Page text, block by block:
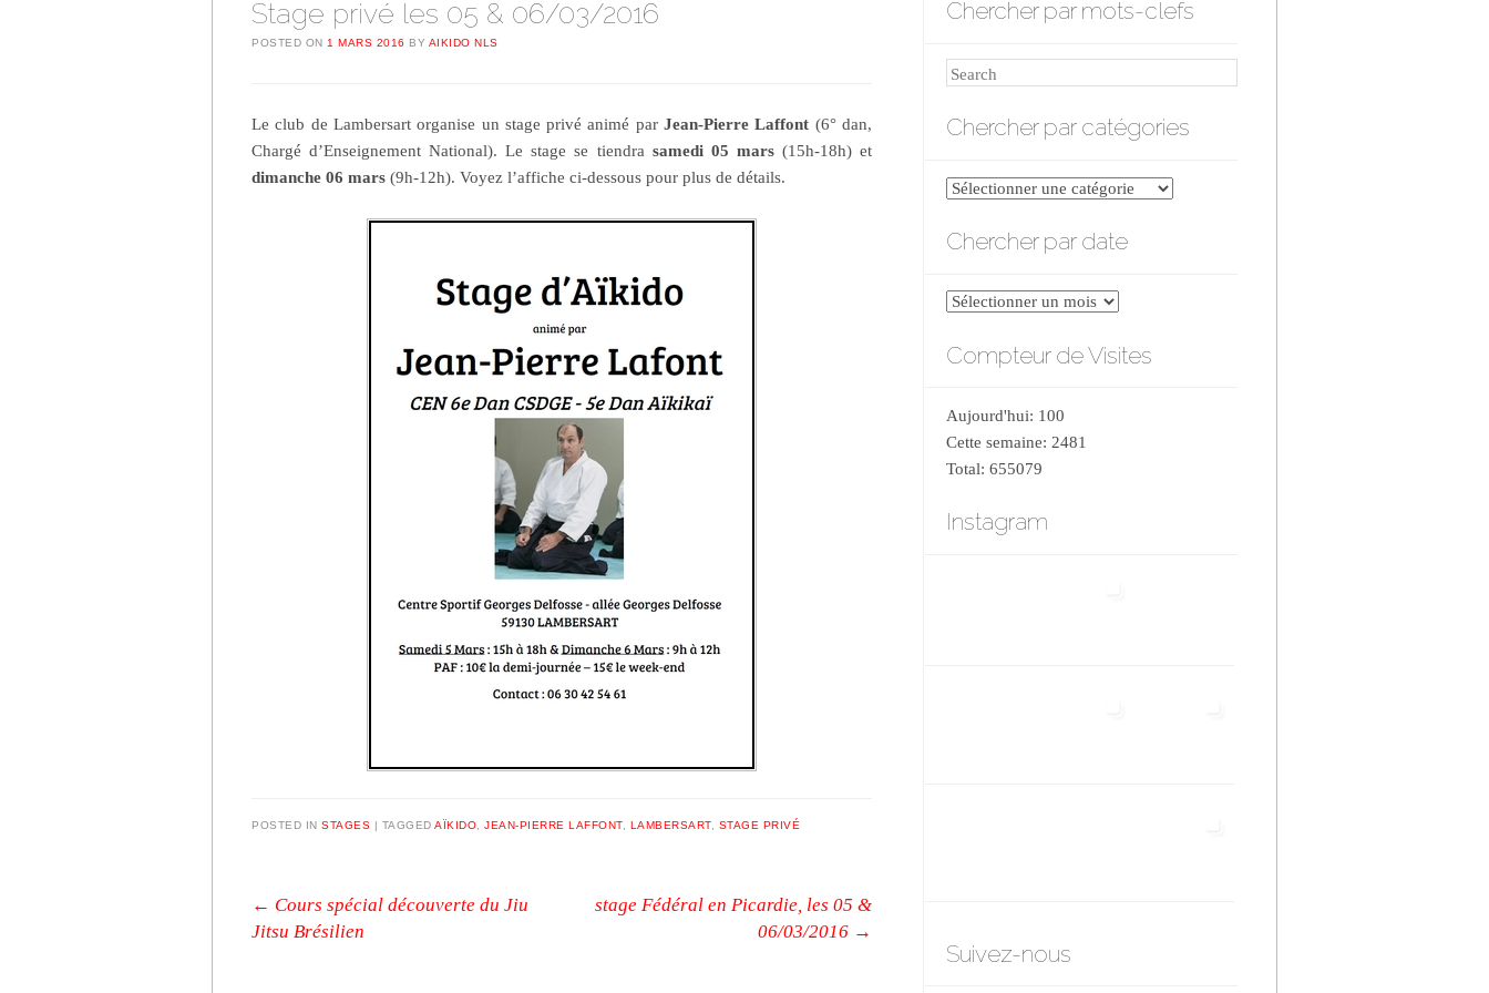
Stage privé les 05 & 06/03/2016
POSTED ON 1 MARS 2016 BY AIKIDO NLS
Le club de Lambersart organise un stage privé animé parJean-Pierre Laffont (6° dan,
Chargé d’Enseignement National). Le stage se tiendra samedi 05 mars (15h-18h) et
dimanche 06 mars (9h-12h). Voyez l’affiche ci-dessous pour plus de détails.
POSTED IN STAGES | TAGGED AÏKIDO JEAN-PIERRE LAFFONT, LAMBERSART, STAGE PRIVÉ
Post navigation
← Cours spécial découverte du Jiu
Jitsu Brésilien
stage Fédéral en Picardie, les 05 &
06/03/2016 →
Chercher par mots-clefs
Search
Chercher par catégories
Chercher
catégories
Chercher par date
Chercher
date
Compteur de Visites
Aujourd'hui: 100
Cette semaine: 2481
Total: 655079
Instagram
Suivez-nous